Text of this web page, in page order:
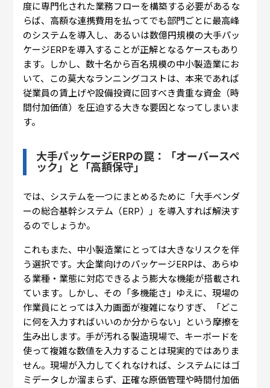
度に専門化された業務フローを構築する必要があるな
らば、高額な連携費用を払ってでも部門ごとに最高峰
のシステムを導入し、あるいは数億円規模の大手パッ
ケージERPを導入することが正解となるケースもあり
ます。しかし、数十名から百名規模の中小製造業にお
いて、この莫大なランニングコストは、本来であれば
従業員の賃上げや設備投資に回すべき貴重な資金（時
間付加価値）を圧迫する大きな要因となってしまいま
す。
大手パッケージERPの罠：「オーバースペ
ック」と「高額保守」
では、システムを一つにまとめるために「大手ベンダ
ーの総合基幹システム（ERP）」を導入すれば解決す
るのでしょうか。
これもまた、中小製造業にとっては大きなリスクを伴
う選択です。大企業向けのパッケージERPは、あらゆ
る業種・業態に対応できるよう膨大な機能が搭載され
ています。しかし、その「多機能さ」ゆえに、現場の
作業員にとっては入力画面が複雑になりすぎ、「どこ
に何を入力すればいいのか分からない」という摩擦を
生み出します。手が汚れる製造現場で、キーボードを
使って複雑な数値を入力することは現実的ではありま
せん。現場が入力してくれなければ、システムにはゴ
ミデータしか溜まらず、正確な原価管理や時間付加価